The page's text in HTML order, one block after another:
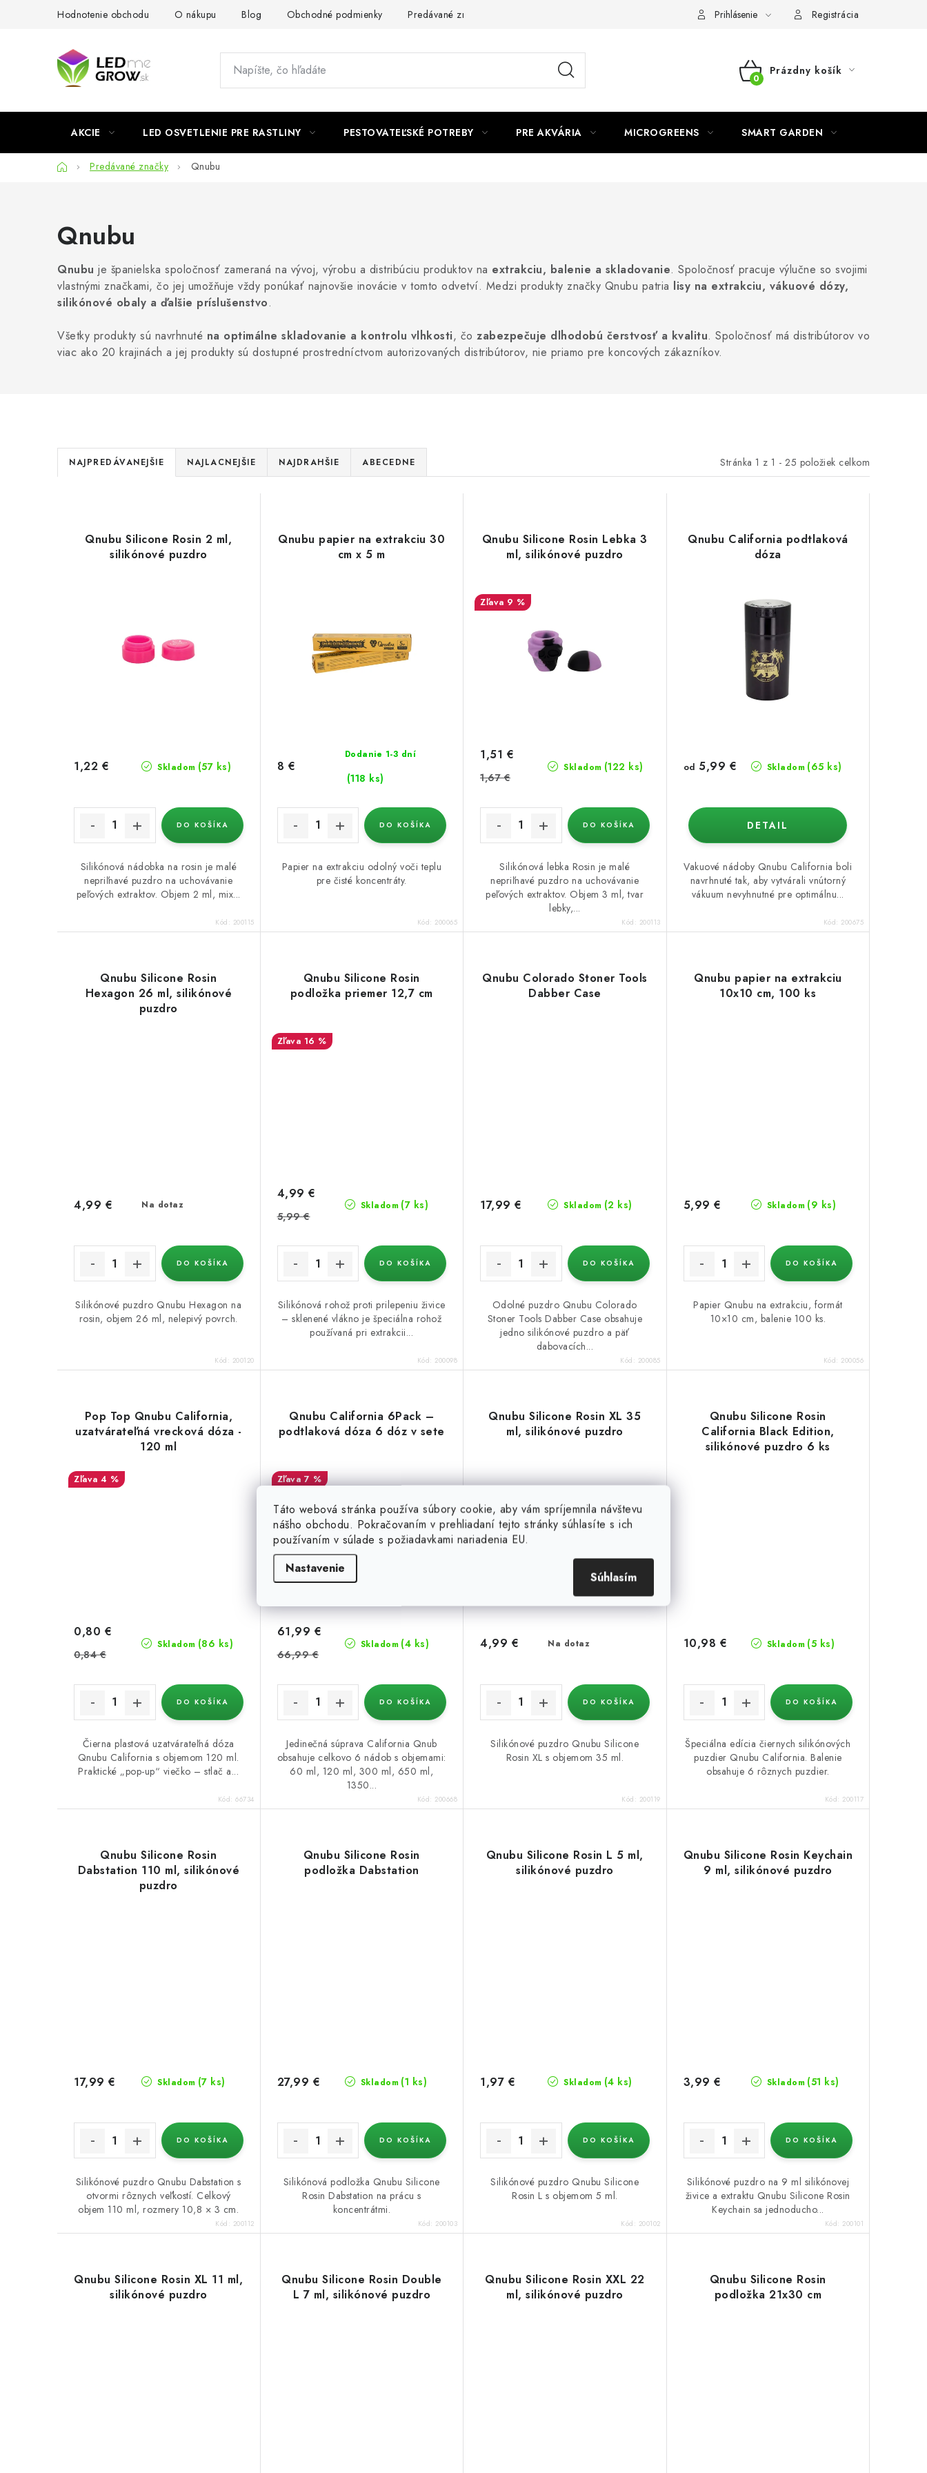
Táto webová stránka používa súbory cookie, aby vám spríjemnila návštevu
nášho obchodu. Pokračovaním v prehliadaní tejto stránky súhlasíte s ich
používaním v súlade s požiadavkami nariadenia EU.
Nastavenie
Súhlasím
Hodnotenie obchodu O nákupu Blog Obchodné podmienky Predávané značky Podmienky o ochrane osobných údajov
Prihlásenie Registrácia
NÁKUPNÝ
Prázdny košík
AKCIE LED OSVETLENIE PRE RASTLINY PESTOVATEĽSKÉ POTREBY PRE AKVÁRIA MICROGREENS SMART GARDEN
DomovPredávané značky Qnubu
Qnubu
Qnubu je španielska spoločnosť zameraná na vývoj, výrobu a distribúciu produktov na extrakciu, balenie a skladovanie. Spoločnosť pracuje výlučne so svojimi
vlastnými značkami, čo jej umožňuje vždy ponúkať najnovšie inovácie v tomto odvetví. Medzi produkty značky Qnubu patria lisy na extrakciu, vákuové dózy,
silikónové obaly a ďalšie príslušenstvo.
Všetky produkty sú navrhnuté na optimálne skladovanie a kontrolu vlhkosti, čo zabezpečuje dlhodobú čerstvosť a kvalitu. Spoločnosť má distribútorov vo
viac ako 20 krajinách a jej produkty sú dostupné prostredníctvom autorizovaných distribútorov, nie priamo pre koncových zákazníkov.
Stránka 1 z 1 - 25 položiek celkom
R
a
NAJPREDÁVANEJŠIE NAJLACNEJŠIE NAJDRAHŠIE ABECEDNE
Qnubu Silicone Rosin 2 ml,
silikónové puzdro
Skladom (57 ks)
1,22 €
DO KOŠÍKA
Silikónová nádobka na rosin je malé
nepriľnavé puzdro na uchovávanie
peľových extraktov. Objem 2 ml, mix...
Kód: 200115
Qnubu papier na extrakciu 30
cm x 5 m
Dodanie 1-3 dní
(118 ks)
8 €
DO KOŠÍKA
Papier na extrakciu odolný voči teplu
pre čisté koncentráty.
Kód: 200065
Qnubu Silicone Rosin Lebka 3
ml, silikónové puzdro
9 %
Skladom (122 ks)
1,51 €
1,67 €
DO KOŠÍKA
Silikónová lebka Rosin je malé
nepriľnavé puzdro na uchovávanie
peľových extraktov. Objem 3 ml, tvar
lebky,...
Kód: 200113
Qnubu California podtlaková
dóza
Skladom (65 ks)
od 5,99 €
DETAIL
Vakuové nádoby Qnubu California boli
navrhnuté tak, aby vytvárali vnútorný
vákuum nevyhnutné pre optimálnu...
Kód: 200675
Qnubu Silicone Rosin
Hexagon 26 ml, silikónové
puzdro
Na dotaz
4,99 €
DO KOŠÍKA
Silikónové puzdro Qnubu Hexagon na
rosin, objem 26 ml, nelepivý povrch.
Kód: 200120
Qnubu Silicone Rosin
podložka priemer 12,7 cm
16 %
Skladom (7 ks)
4,99 €
5,99 €
DO KOŠÍKA
Silikónová rohož proti prilepeniu živice
– sklenené vlákno je špeciálna rohož
používaná pri extrakcii...
Kód: 200098
Qnubu Colorado Stoner Tools
Dabber Case
Skladom (2 ks)
17,99 €
DO KOŠÍKA
Odolné puzdro Qnubu Colorado
Stoner Tools Dabber Case obsahuje
jedno silikónové puzdro a päť
dabovacích...
Kód: 200085
Qnubu papier na extrakciu
10x10 cm, 100 ks
Skladom (9 ks)
5,99 €
DO KOŠÍKA
Papier Qnubu na extrakciu, formát
10×10 cm, balenie 100 ks.
Kód: 200056
Pop Top Qnubu California,
uzatvárateľná vrecková dóza -
120 ml
4 %
Skladom (86 ks)
0,80 €
0,84 €
DO KOŠÍKA
Čierna plastová uzatvárateľná dóza
Qnubu California s objemom 120 ml.
Praktické „pop-up“ viečko – stlač a...
Kód: 66734
Qnubu California 6Pack –
podtlaková dóza 6 dóz v sete
7 %
Skladom (4 ks)
61,99 €
66,99 €
DO KOŠÍKA
Jedinečná súprava California Qnub
obsahuje celkovo 6 nádob s objemami:
60 ml, 120 ml, 300 ml, 650 ml,
1350...
Kód: 200668
Qnubu Silicone Rosin XL 35
ml, silikónové puzdro
Na dotaz
4,99 €
DO KOŠÍKA
Silikónové puzdro Qnubu Silicone
Rosin XL s objemom 35 ml.
Kód: 200119
Qnubu Silicone Rosin
California Black Edition,
silikónové puzdro 6 ks
Skladom (5 ks)
10,98 €
DO KOŠÍKA
Špeciálna edícia čiernych silikónových
puzdier Qnubu California. Balenie
obsahuje 6 rôznych puzdier.
Kód: 200117
Qnubu Silicone Rosin
Dabstation 110 ml, silikónové
puzdro
Skladom (7 ks)
17,99 €
DO KOŠÍKA
Silikónové puzdro Qnubu Dabstation s
otvormi rôznych veľkostí. Celkový
objem 110 ml, rozmery 10,8 × 3 cm.
Kód: 200112
Qnubu Silicone Rosin
podložka Dabstation
Skladom (1 ks)
27,99 €
DO KOŠÍKA
Silikónová podložka Qnubu Silicone
Rosin Dabstation na prácu s
koncentrátmi.
Kód: 200103
Qnubu Silicone Rosin L 5 ml,
silikónové puzdro
Skladom (4 ks)
1,97 €
DO KOŠÍKA
Silikónové puzdro Qnubu Silicone
Rosin L s objemom 5 ml.
Kód: 200102
Qnubu Silicone Rosin Keychain
9 ml, silikónové puzdro
Skladom (51 ks)
3,99 €
DO KOŠÍKA
Silikónové puzdro na 9 ml silikónovej
živice a extraktu Qnubu Silicone Rosin
Keychain sa jednoducho...
Kód: 200101
Qnubu Silicone Rosin XL 11 ml,
silikónové puzdro
Qnubu Silicone Rosin Double
L 7 ml, silikónové puzdro
Qnubu Silicone Rosin XXL 22
ml, silikónové puzdro
Qnubu Silicone Rosin
podložka 21x30 cm